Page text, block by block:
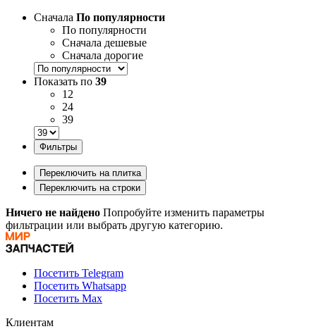
Сначала По популярности
По популярности
Сначала дешевые
Сначала дорогие
Показать по 39
12
24
39
Фильтры
Переключить на плитка
Переключить на строки
Ничего не найдено Попробуйте изменить параметры
фильтрации или выбрать другую категорию.
Посетить Telegram
Посетить Whatsapp
Посетить Max
Клиентам